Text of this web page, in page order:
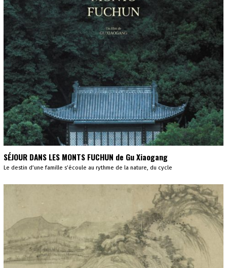
SÉJOUR DANS LES MONTS FUCHUN de Gu Xiaogang
Le destin d’une famille s’écoule au rythme de la nature, du cycle